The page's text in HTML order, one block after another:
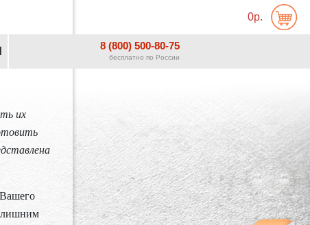
0р.
8 (800) 500-80-75
бесплатно по России
их
лишним